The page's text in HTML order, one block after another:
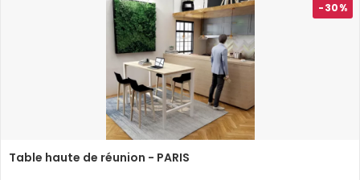
-30%
Table haute de réunion - PARIS